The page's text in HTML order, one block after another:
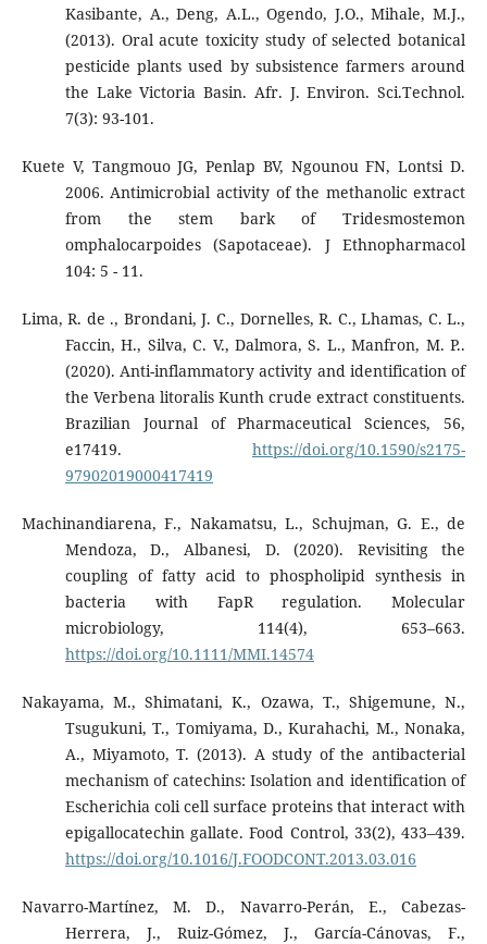
Kasibante, A., Deng, A.L., Ogendo, J.O., Mihale, M.J.,
(2013). Oral acute toxicity study of selected botanical
pesticide plants used by subsistence farmers around
the Lake Victoria Basin. Afr. J. Environ. Sci.Technol.
7(3): 93-101.
Kuete V, Tangmouo JG, Penlap BV, Ngounou FN, Lontsi D.
2006. Antimicrobial activity of the methanolic extract
from the stem bark of Tridesmostemon
omphalocarpoides (Sapotaceae). J Ethnopharmacol
104: 5 - 11.
Lima, R. de ., Brondani, J. C., Dornelles, R. C., Lhamas, C. L.,
Faccin, H., Silva, C. V., Dalmora, S. L., Manfron, M. P..
(2020). Anti-inflammatory activity and identification of
the Verbena litoralis Kunth crude extract constituents.
Brazilian Journal of Pharmaceutical Sciences, 56,
e17419.https://doi.org/10.1590/s2175-
97902019000417419
Machinandiarena, F., Nakamatsu, L., Schujman, G. E., de
Mendoza, D., Albanesi, D. (2020). Revisiting the
coupling of fatty acid to phospholipid synthesis in
bacteria with FapR regulation. Molecular
microbiology, 114(4), 653–663.
https://doi.org/10.1111/MMI.14574
Nakayama, M., Shimatani, K., Ozawa, T., Shigemune, N.,
Tsugukuni, T., Tomiyama, D., Kurahachi, M., Nonaka,
A., Miyamoto, T. (2013). A study of the antibacterial
mechanism of catechins: Isolation and identification of
Escherichia coli cell surface proteins that interact with
epigallocatechin gallate. Food Control, 33(2), 433–439.
https://doi.org/10.1016/J.FOODCONT.2013.03.016
Navarro-Martínez, M. D., Navarro-Perán, E., Cabezas-
Herrera, J., Ruiz-Gómez, J., García-Cánovas, F.,